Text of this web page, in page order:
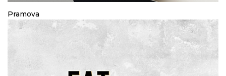
Pramova